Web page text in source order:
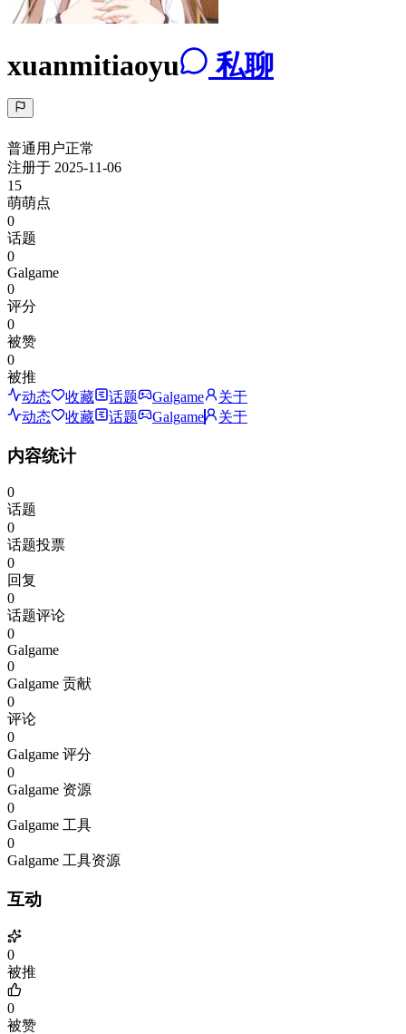
xuanmitiaoyu 私聊
普通用户正常
注册于 2025-11-06
15
萌萌点
0
话题
0
Galgame
0
评分
0
被赞
0
被推
动态
收藏 话题 Galgame
关于
动态
收藏 话题 Galgame 关于
内容统计
0
话题
0
话题投票
0
回复
0
话题评论
0
Galgame
0
Galgame 贡献
0
评论
0
Galgame 评分
0
Galgame 资源
0
Galgame 工具
0
Galgame 工具资源
互动
0
被推
0
被赞